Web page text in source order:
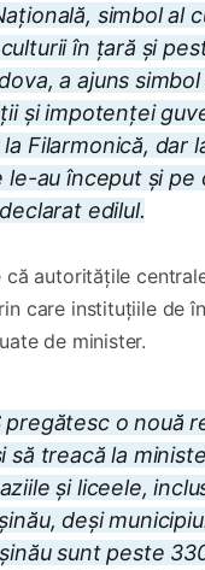
simbol al
în țară și
a ajuns simbol
și impotenței
Filarmonică, dar
le-au început și pe
edilul.
că autoritățile
care instituțiile de
de minister.
pregătesc o nouă
să treacă la
și liceele,
deși
sunt peste